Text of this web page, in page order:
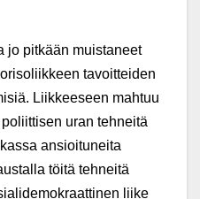
jo pitkään muistaneet
tavoitteiden
Liikkeeseen mahtuu
uran tehneitä
ansioituneita
töitä tehneitä
liike